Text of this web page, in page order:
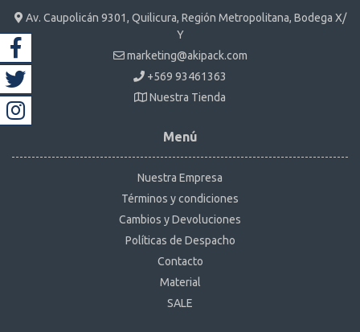
Av. Caupolicán 9301, Quilicura, Región Metropolitana, Bodega X/
Y
marketing@akipack.com
+569 93461363
Nuestra Tienda
Menú
Nuestra Empresa
Términos y condiciones
Cambios y Devoluciones
Políticas de Despacho
Contacto
Material
SALE